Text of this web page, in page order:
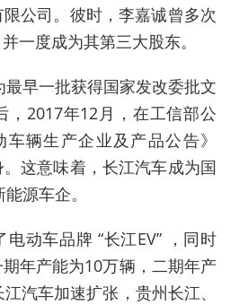
公司。彼时，李嘉诚曾多次
一度成为其第三大股东。
早一批获得国家发改委批文
，2017年12月，在工信部公
辆生产企业及产品公告》
这意味着，长江汽车成为国
源车企。
动车品牌 “长江EV” ，同时
年产能为10万辆，二期年产
汽车加速扩张，贵州长江、